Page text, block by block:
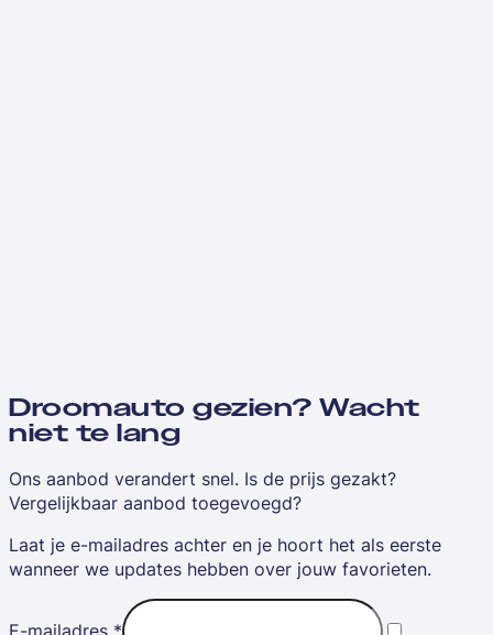
Droomauto gezien? Wacht
niet te lang
Ons aanbod verandert snel. Is de prijs gezakt?
Vergelijkbaar aanbod toegevoegd?
Laat je e-mailadres achter en je hoort het als eerste
wanneer we updates hebben over jouw favorieten.
E-mailadres *